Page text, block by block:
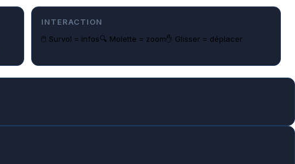
INTERACTION
🖱️ Survol = infos🔍 Molette = zoom✋ Glisser = déplacer